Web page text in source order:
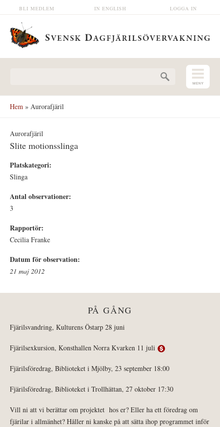
Hoppa till huvudinnehåll LOGGA IN
IN ENGLISH
BLI MEDLEM
Hem » Aurorafjäril
Aurorafjäril
Slite motionsslinga
Platskategori:
Slinga
Antal observationer:
3
Rapportör:
Cecilia Franke
Datum för observation:
21 maj 2012
PÅ GÅNG
Fjärilsvandring, Kulturens Östarp 28 juni
Fjärilsexkursion, Konsthallen Norra Kvarken 11 juli
Fjärilsföredrag, Biblioteket i Mjölby, 23 september 18:00
Fjärilsföredrag, Biblioteket i Trollhättan, 27 oktober 17:30
Vill ni att vi berättar om projektet hos er? Eller ha ett föredrag om
fjärilar i allmänhet? Håller ni kanske på att sätta ihop programmet inför